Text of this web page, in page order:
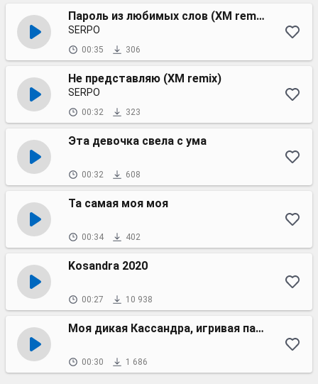
Пароль из любимых слов (XM remix)
SERPO
00:35 306
Не представляю (XM remix)
SERPO
00:32 323
Эта девочка свела с ума
00:32 608
Та самая моя моя
00:34 402
Kosandra 2020
00:27 10 938
Моя дикая Кассандра, игривая падра
00:30 1 686